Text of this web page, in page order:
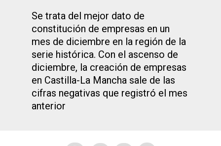
Se trata del mejor dato de
constitución de empresas en un
mes de diciembre en la región de la
serie histórica. Con el ascenso de
diciembre, la creación de empresas
en Castilla-La Mancha sale de las
cifras negativas que registró el mes
anterior